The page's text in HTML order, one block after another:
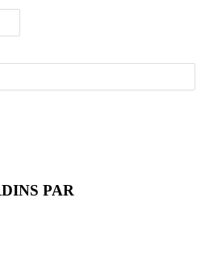
PAR